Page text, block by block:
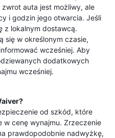
auta jest możliwy, ale
i godzin jego otwarcia. Jeśli
z lokalnym dostawcą.
się w określonym czasie,
wcześniej. Aby
dodatkowych
wcześniej.
od szkód, które
w cenę wynajmu. Zrzeczenie
prawdopodobnie nadwyżkę,